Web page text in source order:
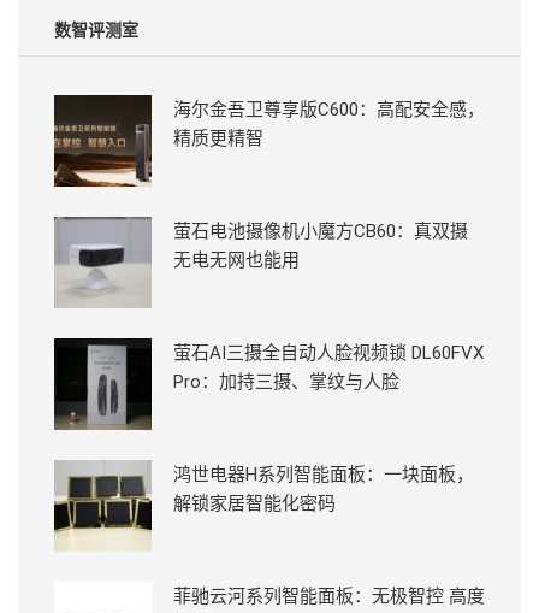
数智评测室
海尔金吾卫尊享版C600：高配安全感，
精质更精智
萤石电池摄像机小魔方CB60：真双摄
无电无网也能用
萤石AI三摄全自动人脸视频锁 DL60FVX
Pro：加持三摄、掌纹与人脸
鸿世电器H系列智能面板：一块面板，
解锁家居智能化密码
菲驰云河系列智能面板：无极智控 高度